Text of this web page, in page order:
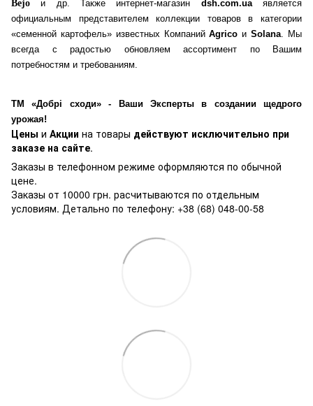
Bejo и др. Также интернет-магазин dsh.com.uaявляется
официальным представителем коллекции товаров в категории
«семенной картофель» известных КомпанийAgrico иSolana. Мы
всегда с радостью обновляем ассортимент по Вашим
потребностям и требованиям.
ТМ «Добрі сходи» - Ваши Эксперты в создании щедрого
урожая!
Цены и Акции на товары действуют исключительно при
заказе на сайте.
Заказы в телефонном режиме оформляются по обычной
цене.
Заказы от 10000 грн. расчитываются по отдельным
условиям. Детально по телефону: +38 (68) 048-00-58